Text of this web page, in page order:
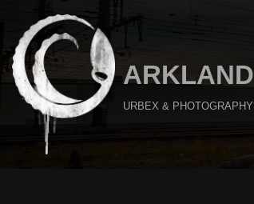
Aller
au
contenu
ARKLAND
URBEX & PHOTOGRAPHY